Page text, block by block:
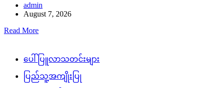
admin
August 7, 2026
Read More
ပေါ်ပြူလာသတင်းများ
ပြည်သူ့အကျိုးပြု